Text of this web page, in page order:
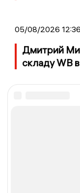
05/08/2026 12:36
Дмитрий
складу WB